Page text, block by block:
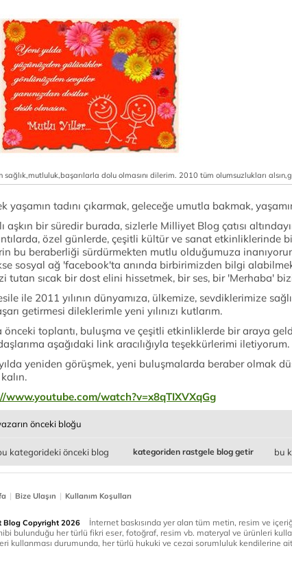
sağlık,mutluluk,başarılarla dolu olmasını dilerim. 2010 tüm olumsuzlukları
yaşamın tadını çıkarmak, geleceğe umutla bakmak,
aşkın bir süredir burada, sizlerle Milliyet Blog çatısı
özel günlerde, çeşitli kültür ve sanat etkinliklerinde
bu beraberliği sürdürmekten mutlu olduğumuza
sosyal ağ 'facebook'ta anında birbirimizden bilgi
tutan sıcak bir dost elini hissetmek, bir ses, bir 'Merhaba'
ile 2011 yılının dünyamıza, ülkemize, sevdiklerimize
getirmesi dileklerimle yeni yılınızı kutlarım.
önceki toplantı, buluşma ve çeşitli etkinliklerde bir araya
aşağıdaki link aracılığıyla teşekkürlerimi iletiyorum.
yeniden görüşmek, yeni buluşmalarda beraber olmak
www.youtube.com/watch?v=x8qTIXVXqGg
önceki bloğu
kategorideki önceki blog bu
kategoriden rastgele blog getir
| Bize Ulaşın | Kullanım Koşulları
Blog Copyright 2026
İnternet baskısında yer alan tüm metin, resim ve
bulunduğu her türlü fikri eser, fotoğraf, resim vb. materyal ve ürünleri
kullanması durumunda, her türlü hukuki ve cezai sorumluluk kendilerine